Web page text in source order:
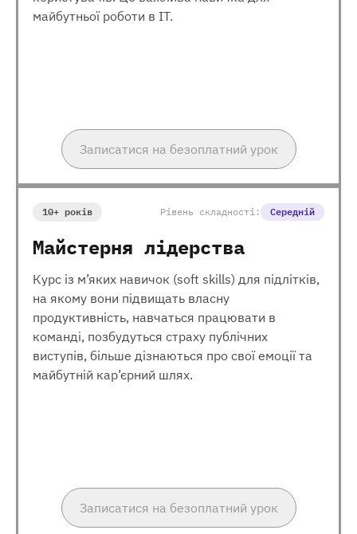
майбутньої роботи в ІТ.
Записатися на безоплатний урок
10+ років Рівень складності: Середній
Майстерня лідерства
Курс із м’яких навичок (soft skills) для підлітків,
на якому вони підвищать власну
продуктивність, навчаться працювати в
команді, позбудуться страху публічних
виступів, більше дізнаються про свої емоції та
майбутній кар’єрний шлях.
Записатися на безоплатний урок